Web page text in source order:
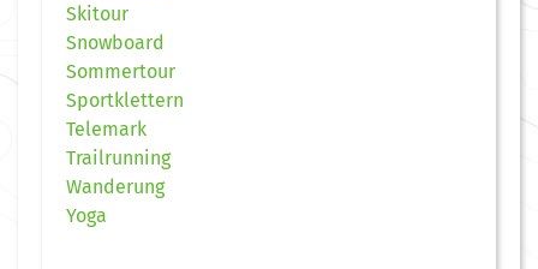
Skitour
Snowboard
Sommertour
Sportklettern
Telemark
Trailrunning
Wanderung
Yoga